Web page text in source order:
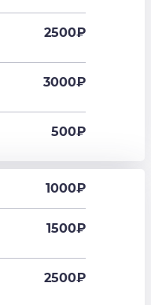
2500₽
3000₽
500₽
1000₽
1500₽
2500₽